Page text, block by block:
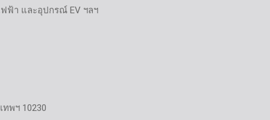
ฟฟ้า และอุปกรณ์ EV ฯลฯ
ทพฯ 10230